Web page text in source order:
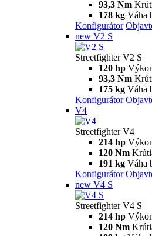
Streetfighter
V2
Streetfighter V2